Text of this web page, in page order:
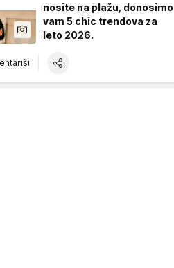
nosite na plažu, donosimo
vam 5 chic trendova za
leto 2026.